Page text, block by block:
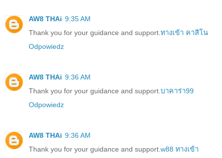
AW8 THAi 9:35 AM
Thank you for your guidance and support. ทางเข้า คาสิโน
Odpowiedz
AW8 THAi 9:36 AM
Thank you for your guidance and support. บาคาร่า99
Odpowiedz
AW8 THAi 9:36 AM
Thank you for your guidance and support. w88 ทางเข้า